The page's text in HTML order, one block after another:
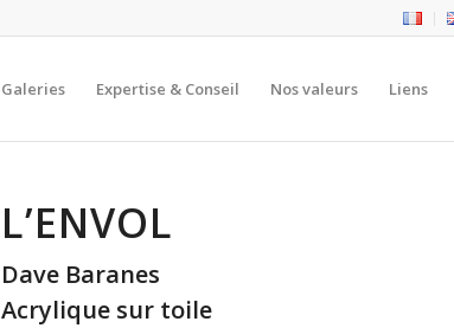
Galeries Expertise & Conseil Nos valeurs Liens
L’ENVOL
Dave Baranes
Acrylique sur toile